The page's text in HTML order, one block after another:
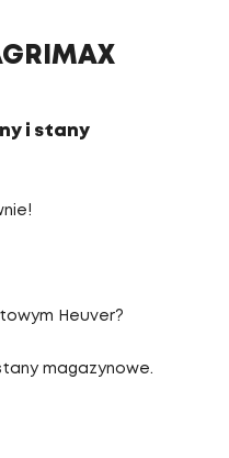
i stany
Heuver?
magazynowe.